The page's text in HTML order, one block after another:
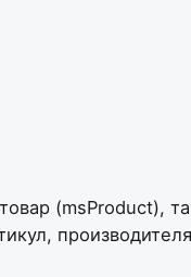
(msProduct),